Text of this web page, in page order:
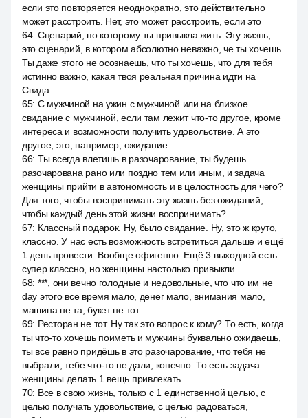
если это повторяется неоднократно, это действительно
может расстроить. Нет, это может расстроить, если это
64: Сценарий, по которому ты привыкла жить. Эту жизнь,
это сценарий, в котором абсолютно неважно, че ты хочешь.
Ты даже этого не осознаешь, что ты хочешь, что для тебя
истинно важно, какая твоя реальная причина идти на
Свида.
65: С мужчиной на ужин с мужчиной или на близкое
свидание с мужчиной, если там лежит что-то другое, кроме
интереса и возможности получить удовольствие. А это
другое, это, например, ожидание.
66: Ты всегда влетишь в разочарование, ты будешь
разочарована рано или поздно тем или иным, и задача
женщины прийти в автономность и в целостность для чего?
Для того, чтобы воспринимать эту жизнь без ожиданий,
чтобы каждый день этой жизни воспринимать?
67: Классный подарок. Ну, было свидание. Ну, это ж круто,
классно. У нас есть возможность встретиться дальше и ещё
1 день провести. Вообще офигенно. Ещё 3 выходной есть
супер классно, но женщины настолько привыкли.
68: ***, они вечно голодные и недовольные, что что им не
day этого все время мало, денег мало, внимания мало,
машина не та, букет не тот.
69: Ресторан не тот. Ну так это вопрос к кому? То есть, когда
ты что-то хочешь поиметь и мужчины буквально ожидаешь,
ты все равно придёшь в это разочарование, что тебя не
выбрали, тебе что-то не дали, конечно. То есть задача
женщины делать 1 вещь привлекать.
70: Все в свою жизнь, только с 1 единственной целью, с
целью получать удовольствие, с целью радоваться,